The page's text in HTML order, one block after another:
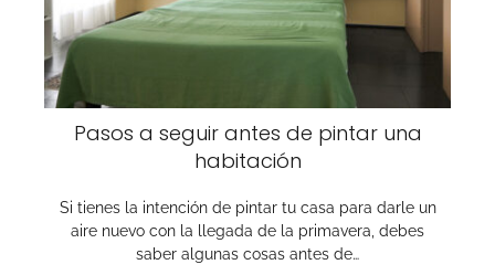
Pasos a seguir antes de pintar una
habitación
Si tienes la intención de pintar tu casa para darle un
aire nuevo con la llegada de la primavera, debes
saber algunas cosas antes de…